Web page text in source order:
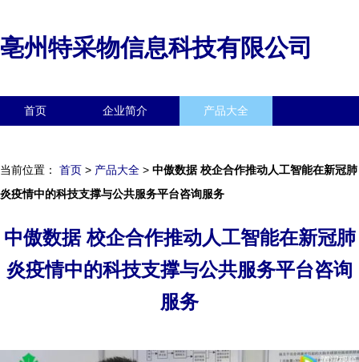
亳州特采物信息科技有限公司
首页 企业简介 产品大全
当前位置： 首页 > 产品大全 > 中傲数据 校企合作推动人工智能在新冠肺
炎疫情中的科技支撑与公共服务平台咨询服务
中傲数据 校企合作推动人工智能在新冠肺
炎疫情中的科技支撑与公共服务平台咨询
服务